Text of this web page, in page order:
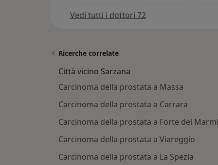
Vedi tutti i dottori 72
Ricerche correlate
Città vicino Sarzana
Carcinoma della prostata a Massa
Carcinoma della prostata a Carrara
Carcinoma della prostata a Forte dei Marmi
Carcinoma della prostata a Viareggio
Carcinoma della prostata a La Spezia